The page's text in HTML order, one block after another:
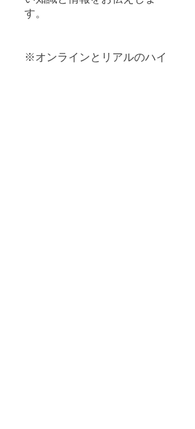
す。
※オンラインとリアルのハイ